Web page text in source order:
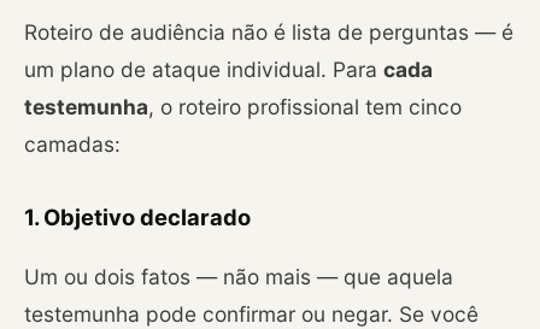
Roteiro de audiência não é lista de perguntas — é
um plano de ataque individual. Para cada
testemunha, o roteiro profissional tem cinco
camadas:
1. Objetivo declarado
Um ou dois fatos — não mais — que aquela
testemunha pode confirmar ou negar. Se você